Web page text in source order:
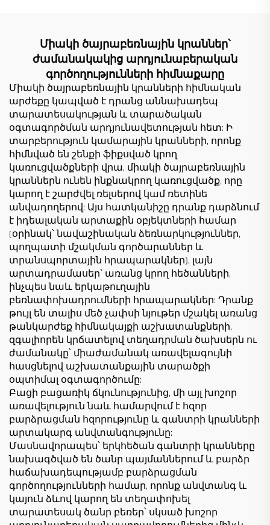
համար
Միակի ծայրաբեռնային կրաններ՝
ժամանակակից արդյունաբերական
գործողությունների հիմնաքարը
Միակի ծայրաբեռնային կրանների հիմնական
արժեքը կապված է դրանց աննախադեպ
տարատեսակության և տարածական
օգտագործման արդյունավետության հետ: Ի
տարբերություն կամարային կրանների, որոնք
հիմնված են շենքի ֆիքսված կրող
կառուցվածքների վրա, միակի ծայրաբեռնային
կրաններն ունեն ինքնակրող կառուցվածք, որը
կարող է շարժվել ռելսերով կամ ռետինե
անվադողերով: Այս հատկանիշը դրանք դարձնում
է իդեալական արտաքին օբյեկտների համար
(օրինակ՝ նավաշինական ձեռնարկություններ,
պողպատի մշակման գործարաններ և
տրանսպորտային հրապարակներ), լայն
արտադրամասեր՝ առանց կրող հեծանների,
ինչպես նաև երկաթուղային
բեռնափոխադրումների հրապարակներ: Դրանք
թույլ են տալիս մեծ չափսի նյութեր մշակել առանց
թանկարժեք հիմնակայքի աշխատանքների,
զգալիորեն կրճատելով տեղադրման ծախսերն ու
ժամանակը՝ միաժամանակ առավելագույնի
հասցնելով աշխատանքային տարածքի
օպտիմալ օգտագործումը:
Բացի բացառիկ ճկունությունից, մի այլ խոշոր
առավելություն նաև համարվում է հզոր
բարձրացման հզորությունը և գանտրի կրանների
արտակարգ անվտանգությունը:
Մասնավորապես՝ երկհեծան գանտրի կրանները
նախագծված են ծանր պայմաններում և բարձր
հաճախադեպությամբ բարձրացման
գործողությունների համար, որոնք անվտանգ և
կայուն ձևով կարող են տեղափոխել
տարատեսակ ծանր բեռեր՝ սկսած խոշոր